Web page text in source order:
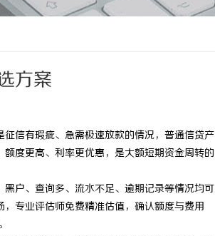
方案
信有瑕疵、急需极速放款的情况，普通信贷产
度更高、利率更优惠，是大额短期资金周转的
户、查询多、流水不足、逾期记录等情况均可
专业评估师免费精准估值，确认额度与费用